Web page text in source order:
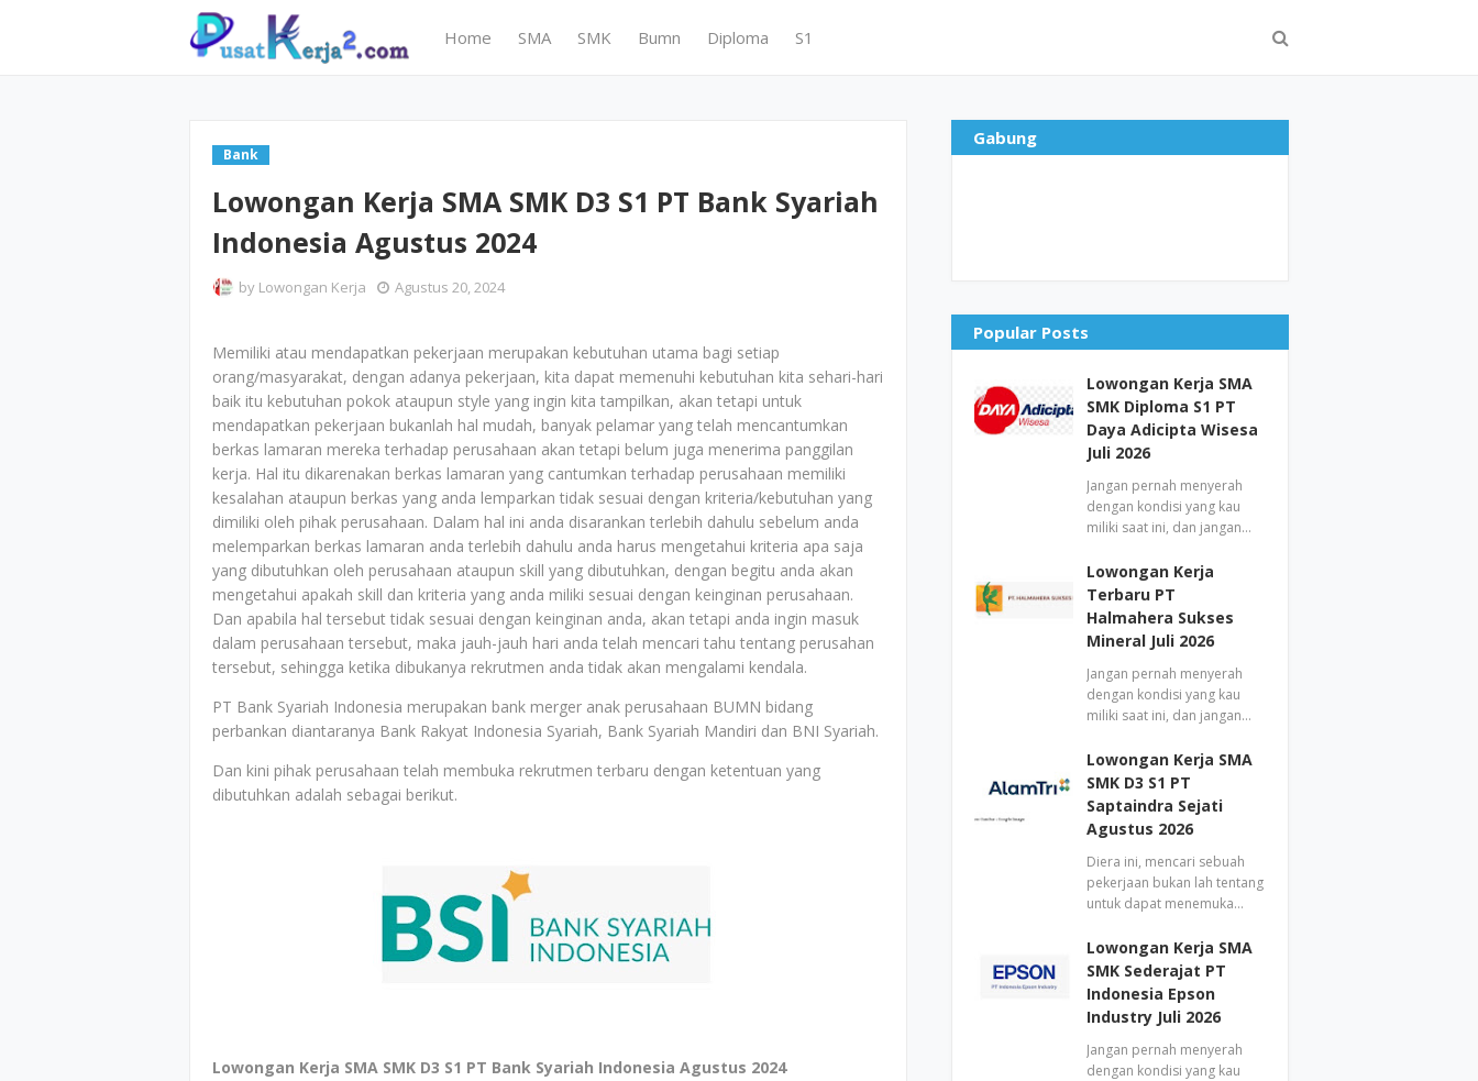
Home SMA SMK Bumn Diploma S1
Bank
Lowongan Kerja SMA SMK D3 S1 PT Bank Syariah
Indonesia Agustus 2024
by Lowongan Kerja Agustus 20, 2024
Memiliki atau mendapatkan pekerjaan merupakan kebutuhan utama bagi setiap
orang/masyarakat, dengan adanya pekerjaan, kita dapat memenuhi kebutuhan kita sehari-hari
baik itu kebutuhan pokok ataupun style yang ingin kita tampilkan, akan tetapi untuk
mendapatkan pekerjaan bukanlah hal mudah, banyak pelamar yang telah mencantumkan
berkas lamaran mereka terhadap perusahaan akan tetapi belum juga menerima panggilan
kerja. Hal itu dikarenakan berkas lamaran yang cantumkan terhadap perusahaan memiliki
kesalahan ataupun berkas yang anda lemparkan tidak sesuai dengan kriteria/kebutuhan yang
dimiliki oleh pihak perusahaan. Dalam hal ini anda disarankan terlebih dahulu sebelum anda
melemparkan berkas lamaran anda terlebih dahulu anda harus mengetahui kriteria apa saja
yang dibutuhkan oleh perusahaan ataupun skill yang dibutuhkan, dengan begitu anda akan
mengetahui apakah skill dan kriteria yang anda miliki sesuai dengan keinginan perusahaan.
Dan apabila hal tersebut tidak sesuai dengan keinginan anda, akan tetapi anda ingin masuk
dalam perusahaan tersebut, maka jauh-jauh hari anda telah mencari tahu tentang perusahan
tersebut, sehingga ketika dibukanya rekrutmen anda tidak akan mengalami kendala.
PT Bank Syariah Indonesia merupakan bank merger anak perusahaan BUMN bidang
perbankan diantaranya Bank Rakyat Indonesia Syariah, Bank Syariah Mandiri dan BNI Syariah.
Dan kini pihak perusahaan telah membuka rekrutmen terbaru dengan ketentuan yang
dibutuhkan adalah sebagai berikut.
Lowongan Kerja SMA SMK D3 S1 PT Bank Syariah Indonesia Agustus 2024
Gabung
Popular Posts
Lowongan Kerja SMA
SMK Diploma S1 PT
Daya Adicipta Wisesa
Juli 2026
Jangan pernah menyerah
dengan kondisi yang kau
miliki saat ini, dan jangan…
Lowongan Kerja
Terbaru PT
Halmahera Sukses
Mineral Juli 2026
Jangan pernah menyerah
dengan kondisi yang kau
miliki saat ini, dan jangan…
Lowongan Kerja SMA
SMK D3 S1 PT
Saptaindra Sejati
Agustus 2026
Diera ini, mencari sebuah
pekerjaan bukan lah tentang
untuk dapat menemuka…
Lowongan Kerja SMA
SMK Sederajat PT
Indonesia Epson
Industry Juli 2026
Jangan pernah menyerah
dengan kondisi yang kau